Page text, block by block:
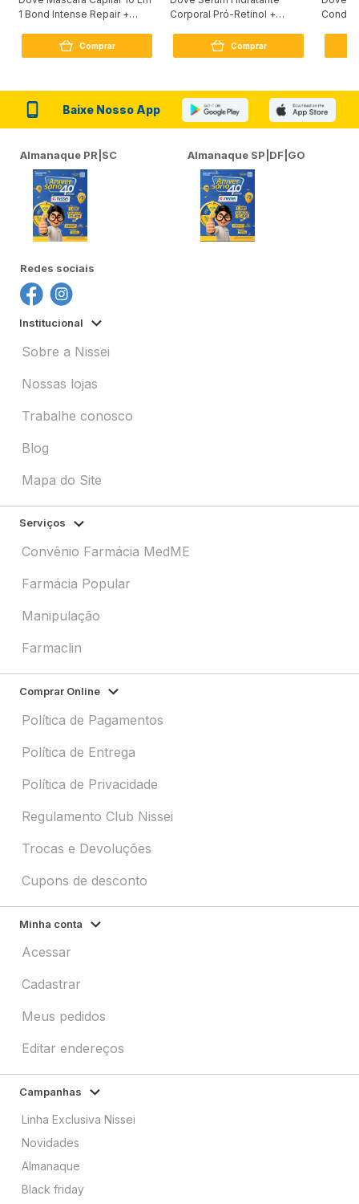
1 Bond Intense Repair +
Comprar
Corporal Pró-Retinol +
Comprar
Baixe Nosso App
Almanaque PR|SC Almanaque SP|DF|GO
Redes sociais
Institucional
Sobre a Nissei
Nossas lojas
Trabalhe conosco
Blog
Mapa do Site
Serviços
Convênio Farmácia MedME
Farmácia Popular
Manipulação
Farmaclin
Comprar Online
Política de Pagamentos
Política de Entrega
Política de Privacidade
Regulamento Club Nissei
Trocas e Devoluções
Cupons de desconto
Minha conta
Acessar
Cadastrar
Meus pedidos
Editar endereços
Campanhas
Linha Exclusiva Nissei
Novidades
Almanaque
Black friday